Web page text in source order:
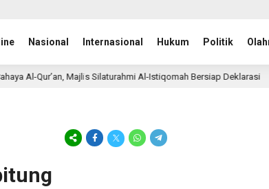
Nasional Internasional Hukum Politik
Majlis Silaturahmi Al-Istiqomah Bersiap Deklarasi 14